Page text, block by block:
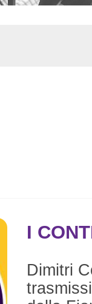
I
Dimitri